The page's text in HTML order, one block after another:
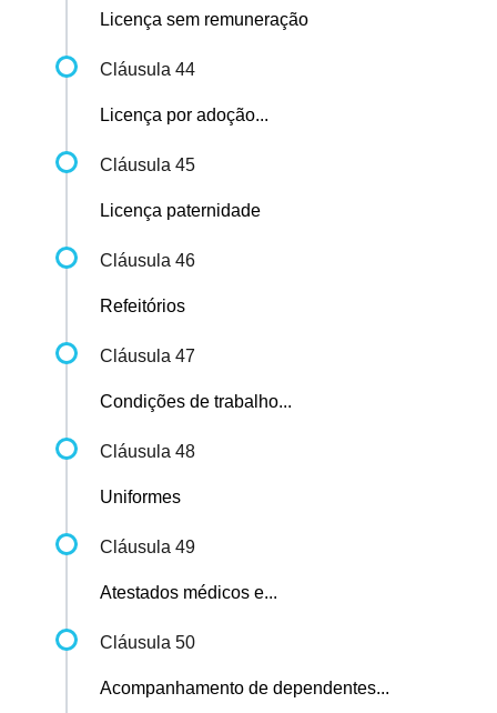
Licença sem remuneração
Cláusula 44
Licença por adoção...
Cláusula 45
Licença paternidade
Cláusula 46
Refeitórios
Cláusula 47
Condições de trabalho...
Cláusula 48
Uniformes
Cláusula 49
Atestados médicos e...
Cláusula 50
Acompanhamento de dependentes...